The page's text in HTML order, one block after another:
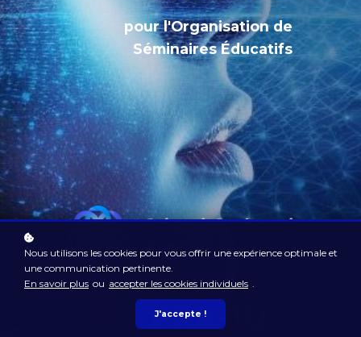
pour l'Organisation de
Séminaires Éducatifs
Nous utilisons les cookies pour vous offrir une expérience optimale et
une communication pertinente.
En savoir plus ou accepter les cookies individuels .
J'accepte !